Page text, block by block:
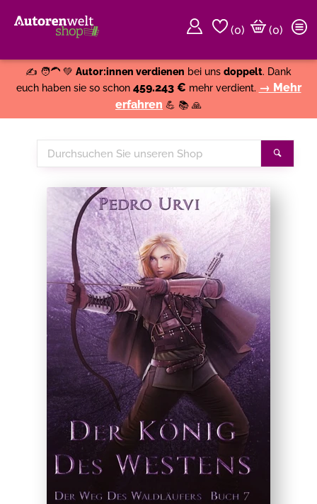
(0)
(0)
✍️ 🧑‍🦱 💚 Autor:innen verdienen bei uns doppelt. Dank
euch haben sie so schon 459.243 € mehr verdient. → Mehr
erfahren 💪 📚 🙏
Durchsuchen
Sie